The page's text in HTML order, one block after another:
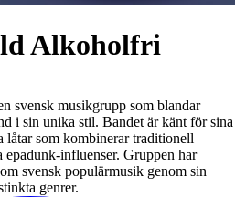
Alkoholfri
svensk musikgrupp som blandar
i sin unika stil. Bandet är känt för sina
låtar som kombinerar traditionell
epadunk-influenser. Gruppen har
svensk populärmusik genom sin
genrer.